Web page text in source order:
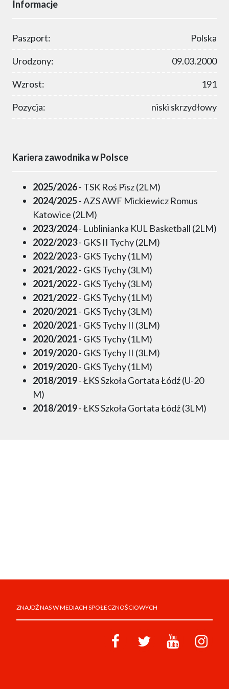
Informacje
Paszport: Polska
Urodzony: 09.03.2000
Wzrost: 191
Pozycja: niski skrzydłowy
Kariera zawodnika w Polsce
2025/2026- TSK Roś Pisz (2LM)
2024/2025- AZS AWF Mickiewicz Romus
Katowice (2LM)
2023/2024- Lublinianka KUL Basketball (2LM)
2022/2023- GKS II Tychy (2LM)
2022/2023- GKS Tychy (1LM)
2021/2022- GKS Tychy (3LM)
2021/2022- GKS Tychy (3LM)
2021/2022- GKS Tychy (1LM)
2020/2021 - GKS Tychy (3LM)
2020/2021 - GKS Tychy II (3LM)
2020/2021 - GKS Tychy (1LM)
2019/2020- GKS Tychy II (3LM)
2019/2020- GKS Tychy (1LM)
2018/2019- ŁKS Szkoła Gortata Łódź (U-20
M)
2018/2019- ŁKS Szkoła Gortata Łódź (3LM)
ZNAJDŹ NAS W MEDIACH SPOŁECZNOŚCIOWYCH